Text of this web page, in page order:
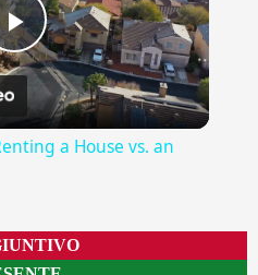
Play
Video
a House vs. an